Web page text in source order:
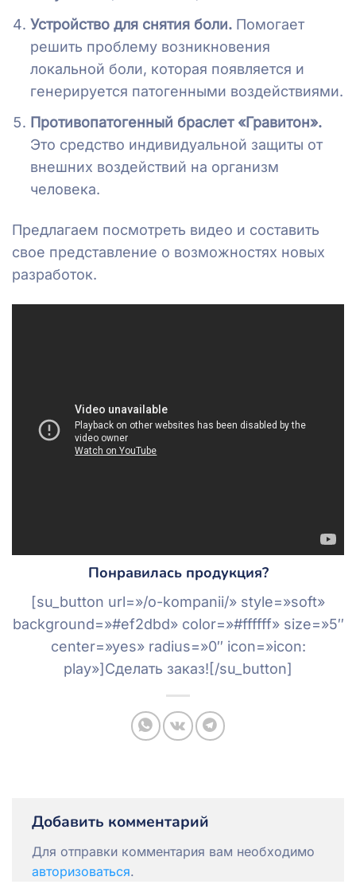
Устройство для снятия боли. Помогает
решить проблему возникновения
локальной боли, которая появляется и
генерируется патогенными воздействиями.
Противопатогенный браслет «Гравитон».
Это средство индивидуальной защиты от
внешних воздействий на организм
человека.
Предлагаем посмотреть видео и составить
свое представление о возможностях новых
разработок.
Понравилась продукция?
[su_button url=»/o-kompanii/» style=»soft»
background=»#ef2dbd» color=»#ffffff» size=»5″
center=»yes» radius=»0″ icon=»icon:
play»]Сделать заказ![/su_button]
Добавить комментарий
Для отправки комментария вам необходимо
авторизоваться.